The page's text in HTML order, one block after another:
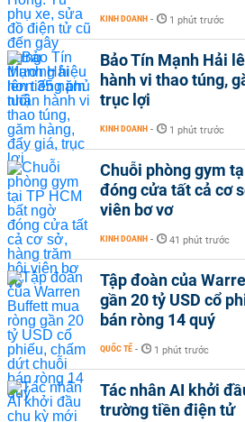
KINH DOANH - 1 phút trước
Bảo Tín Mạnh Hải
hành vi thao túng,
trục lợi
KINH DOANH - 1 phút trước
Chuỗi phòng gym
đóng cửa tất cả cơ
viên bơ vơ
KINH DOANH - 41 phút trước
Tập đoàn của
gần 20 tỷ USD cổ
bán ròng 14 quý
QUỐC TẾ - 1 phút trước
Tác nhân AI khởi
trường tiền điện tử